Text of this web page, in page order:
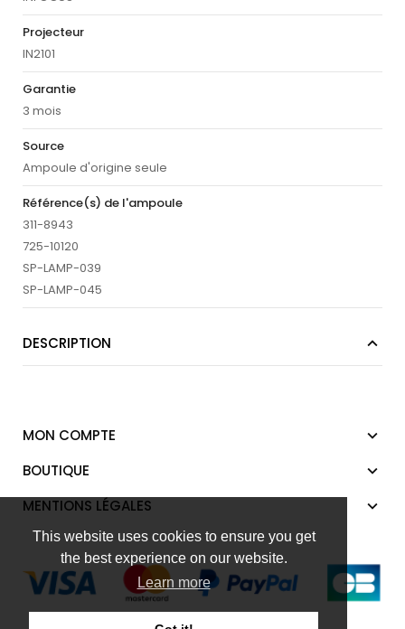
This website uses cookies to ensure you get
the best experience on our website.
Learn more
DESCRIPTION
Projecteur
IN2101
Garantie
3 mois
Source
Ampoule d'origine seule
Référence(s) de l'ampoule
311-8943
725-10120
SP-LAMP-039
SP-LAMP-045
MON COMPTE
BOUTIQUE
MENTIONS LÉGALES